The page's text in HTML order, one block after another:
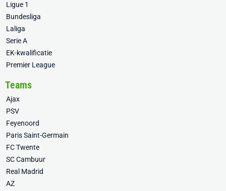
Ligue 1
Bundesliga
Laliga
Serie A
EK-kwalificatie
Premier League
Teams
Ajax
PSV
Feyenoord
Paris Saint-Germain
FC Twente
SC Cambuur
Real Madrid
AZ